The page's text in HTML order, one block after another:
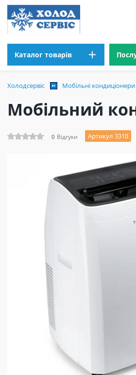
Каталог товарів
Холодсервіс Мобільні кондиціонери
Мобільний
0 Відгуки Артикул 3310